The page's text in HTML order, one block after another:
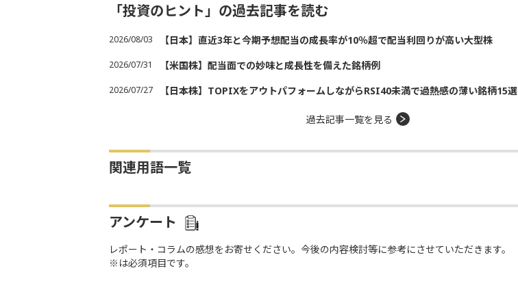
「投資のヒント」の過去記事を読む
2026/08/03 【日本】直近3年と今期予想配当の成長率が10％超で配当利回りが高い大型株
2026/07/31 【米国株】配当面での妙味と成長性を備えた銘柄例
2026/07/27 【日本株】TOPIXをアウトパフォームしながらRSI40未満で過熱感の薄い銘柄15選
過去記事一覧を見る
関連用語一覧
アンケート
レポート・コラムの感想をお寄せください。今後の内容検討等に参考にさせていただきます。
※は必須項目です。